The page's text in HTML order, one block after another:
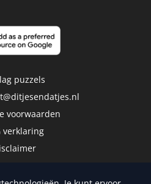
puzzels
voorwaarden
verklaring